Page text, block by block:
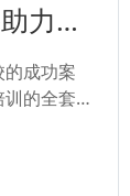
力高
成功案
的全套方